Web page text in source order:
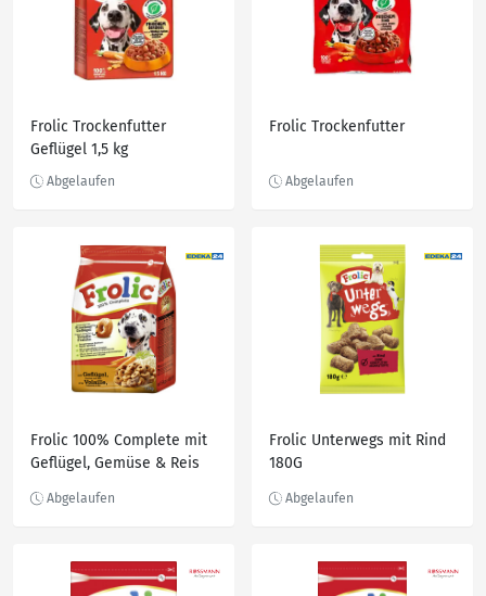
Frolic Trockenfutter
Geflügel 1,5 kg
Frolic Trockenfutter
Frolic 100% Complete mit
Geflügel, Gemüse & Reis
Frolic Unterwegs mit Rind
180G